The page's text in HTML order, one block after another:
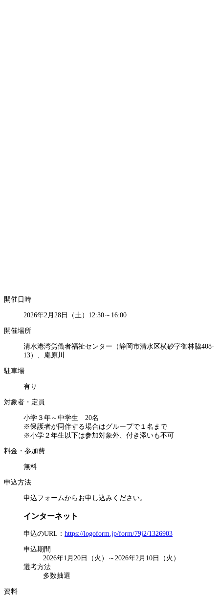
開催日時
2026年2月28日（土）12:30～16:00
開催場所
清水港湾労働者福祉センター（静岡市清水区横砂字御林脇408-
13）、庵原川
駐車場
有り
対象者・定員
小学３年～中学生 20名
※保護者が同伴する場合はグループで１名まで
※小学２年生以下は参加対象外、付き添いも不可
料金・参加費
無料
申込方法
申込フォームからお申し込みください。
インターネット
申込のURL： https://logoform.jp/form/79j2/1326903
申込期間
2026年1月20日（火）～2026年2月10日（火）
選考方法
多数抽選
資料